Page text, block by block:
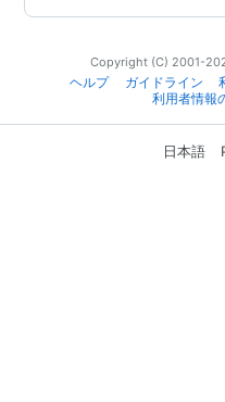
Copyright (C) 2001-
ヘルプ
ガイドライン
利用者情報
日本語